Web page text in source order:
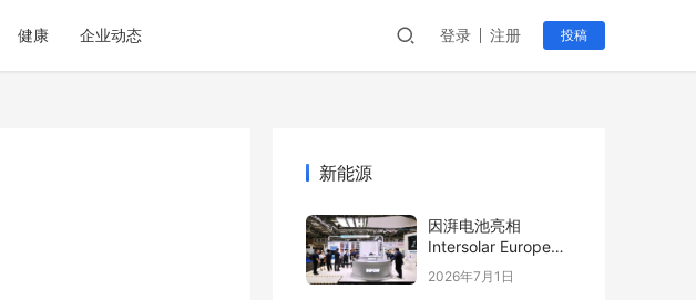
健康 企业动态 登录 注册 投稿
新能源
因湃电池亮相
Intersolar Europe
2026:以车规级安全
推动全球储能产业标
2026年7月1日